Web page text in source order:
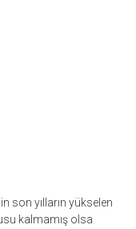
son yılların yükselen
kalmamış olsa